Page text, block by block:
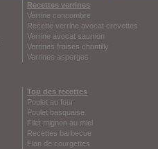
Recettes verrines
Verrine concombre
Recette verrine avocat crevettes
Verrine avocat saumon
Verrines fraises chantilly
Verrines asperges
Top des recettes
Poulet au four
Poulet basquaise
Filet mignon au miel
Recettes barbecue
Flan de courgettes